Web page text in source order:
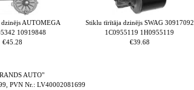
AUTOMEGA
10919848
€45.28
Stiklu tīrītāja dzinējs SWAG 30917092
1C0955119 1H0955119
€39.68
AUTO"
PVN Nr.: LV40002081699